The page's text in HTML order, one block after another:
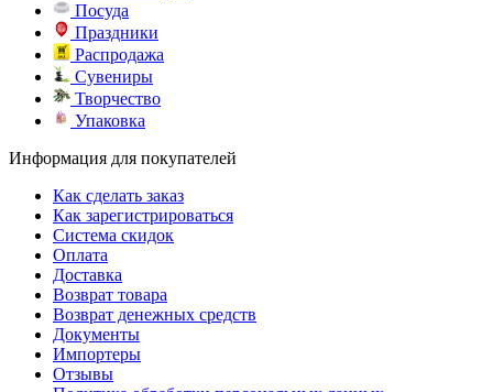
Посуда
Праздники
Распродажа
Сувениры
Творчество
Упаковка
Информация для покупателей
Как сделать заказ
Как зарегистрироваться
Система скидок
Оплата
Доставка
Возврат товара
Возврат денежных средств
Документы
Импортеры
Отзывы